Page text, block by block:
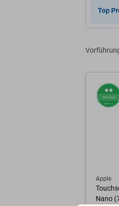
Top
Apple
Nano